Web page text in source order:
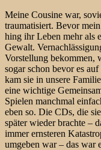
Meine Cousine war,
traumatisiert. Bevor
hing ihr Leben mehr als
Gewalt.
Vorstellung bekommen,
sogar schon bevor es
kam sie in unsere
eine wichtige
Spielen manchmal
eben so. Die CDs, die
später wieder brachte –
immer ernsteren
umgeben war – das war